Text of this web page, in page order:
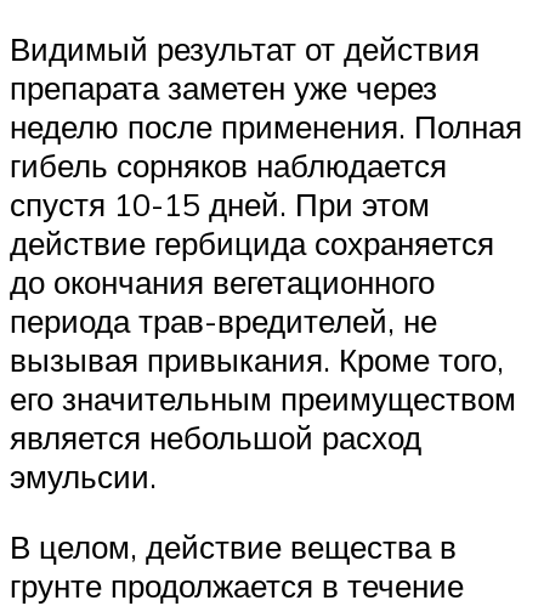
Видимый результат от действия
препарата заметен уже через
неделю после применения. Полная
гибель сорняков наблюдается
спустя 10-15 дней. При этом
действие гербицида сохраняется
до окончания вегетационного
периода трав-вредителей, не
вызывая привыкания. Кроме того,
его значительным преимуществом
является небольшой расход
эмульсии.
В целом, действие вещества в
грунте продолжается в течение